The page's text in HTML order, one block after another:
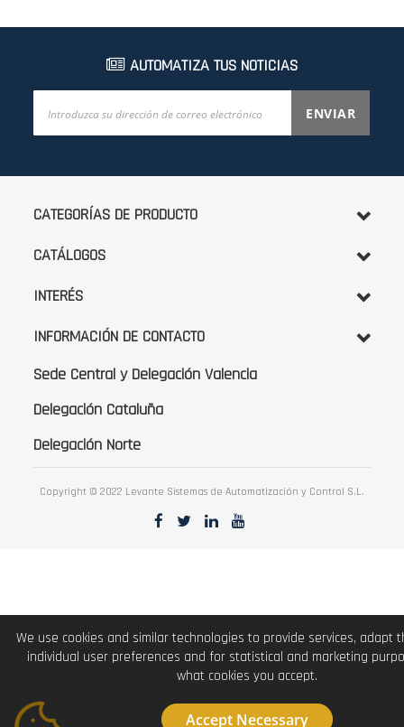
AUTOMATIZA TUS NOTICIAS
noticias:
ENVIAR
CATEGORÍAS DE PRODUCTO
CATÁLOGOS
INTERÉS
INFORMACIÓN DE CONTACTO
Sede Central y Delegación Valencia
Delegación Cataluña
Delegación Norte
Copyright © 2022 Levante Sistemas de Automatización y Control S.L.
We use cookies and similar technologies to provide services, adapt
individual user preferences and for statistical and marketing
what cookies you accept.
Accept Necessary